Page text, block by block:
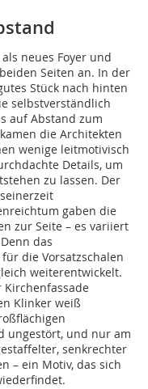
neues Foyer und
Seiten an. In der
Stück nach hinten
selbstverständlich
auf Abstand zum
die Architekten
wenige leitmotivisch
Details, um
zu lassen. Der
gaben die
zur Seite – es variiert
das
die Vorsatzschalen
weiterentwickelt.
Klinker weiß
ungestört, und nur am
senkrechter
– ein Motiv, das sich